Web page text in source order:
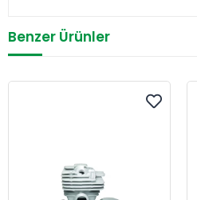
Benzer Ürünler